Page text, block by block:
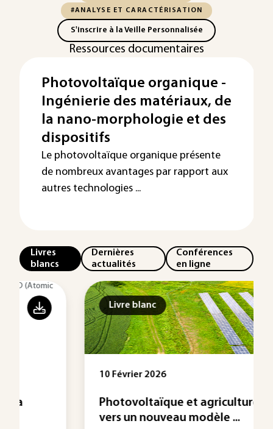
#ANALYSE ET CARACTÉRISATION
S'inscrire à la Veille Personnalisée
Ressources documentaires
Photovoltaïque organique -
Ingénierie des matériaux, de
la nano-morphologie et des
dispositifs
Le photovoltaïque organique présente
de nombreux avantages par rapport aux
autres technologies ...
Livres
blancs
Dernières
actualités
Conférences
en ligne
Livre blanc
10 Février 2026
Photovoltaïque et agriculture :
vers un nouveau modèle ...